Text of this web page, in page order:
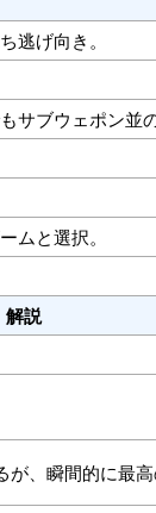
逃げ向き。
サブウェポン並
ムと選択。
解説
、瞬間的に最高